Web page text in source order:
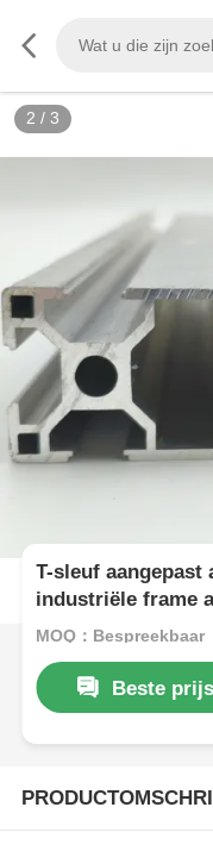
2 / 3
T-sleuf
industriële frame
snij- en buigservice
MOQ：Bespreekbaar
Beste prijs